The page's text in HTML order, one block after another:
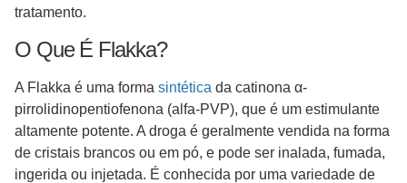
tratamento.
O Que É Flakka?
A Flakka é uma forma sintética da catinona α-
pirrolidinopentiofenona (alfa-PVP), que é um estimulante
altamente potente. A droga é geralmente vendida na forma
de cristais brancos ou em pó, e pode ser inalada, fumada,
ingerida ou injetada. É conhecida por uma variedade de